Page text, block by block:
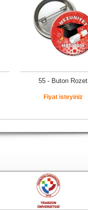
55 - Buton Rozet
Fiyat isteyiniz